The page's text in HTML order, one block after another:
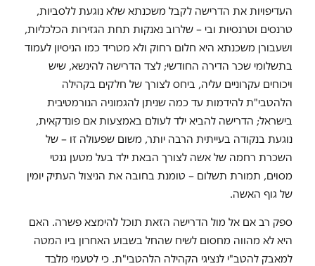
העדיפויות את הדרישה לקבל משכנתא שלא נוגעת ללסביות,
טרנסים וטרנסיות ובי – שלרוב נאנקות תחת הגזירות הכלכליות,
ושעבורן משכנתא היא חלום רחוק ולא מטריד כמו הניסיון לעמוד
בתשלומי שכר הדירה החודשי; לצד הדרישה להינשא, שיש
ויכוחים עקרוניים עליה, ביחס לצורך של חלקים בקהילה
הלהטבי"ת להידמות עד כמה שניתן להגמוניה הנורמטיבית
בישראל; הדרישה להביא ילד לעולם באמצעות אם פונדקאית,
נוגעת בנקודה בעייתית הרבה יותר, משום שפעולה זו – של
השכרת רחמה של אשה לצורך הבאת ילד בעל מטען גנטי
מסוים, תמורת תשלום – טומנת בחובה את הניצול העתיק יומין
של גוף האשה.
ספק רב אם אל מול הדרישה הזאת תוכל להימצא פשרה. האם
היא לא מהווה מחסום לשיח שהחל בשבוע האחרון ביו המטה
למאבק להטב"י לנציגי הקהילה הלהטבי"ת. כי לטעמי מלבד